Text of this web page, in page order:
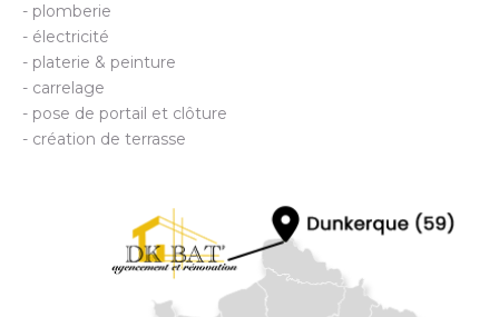
- plomberie
- électricité
- platerie & peinture
- carrelage
- pose de portail et clôture
- création de terrasse